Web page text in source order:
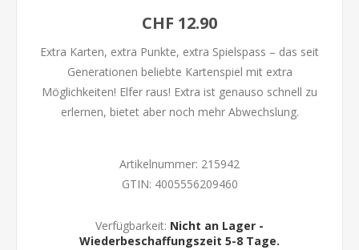
CHF 12.90
Extra Karten, extra Punkte, extra Spielspass – das seit
Generationen beliebte Kartenspiel mit extra
Möglichkeiten! Elfer raus! Extra ist genauso schnell zu
erlernen, bietet aber noch mehr Abwechslung.
Artikelnummer: 215942
GTIN: 4005556209460
Verfügbarkeit: Nicht an Lager -
Wiederbeschaffungszeit 5-8 Tage.